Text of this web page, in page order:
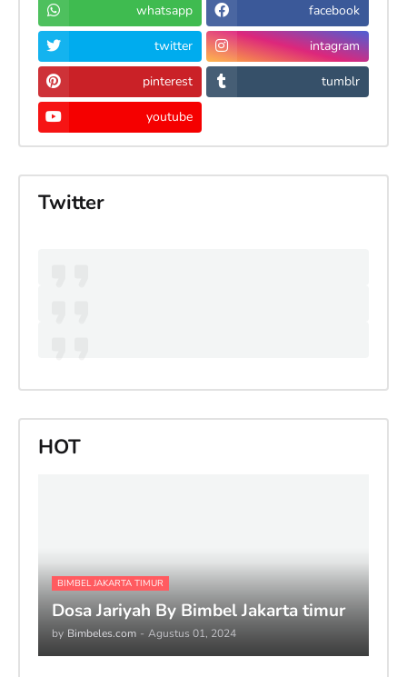
whatsapp facebook
twitter intagram
pinterest tumblr
youtube
Twitter
HOT
BIMBEL JAKARTA TIMUR
Dosa Jariyah By Bimbel Jakarta timur
by Bimbeles.com - Agustus 01, 2024